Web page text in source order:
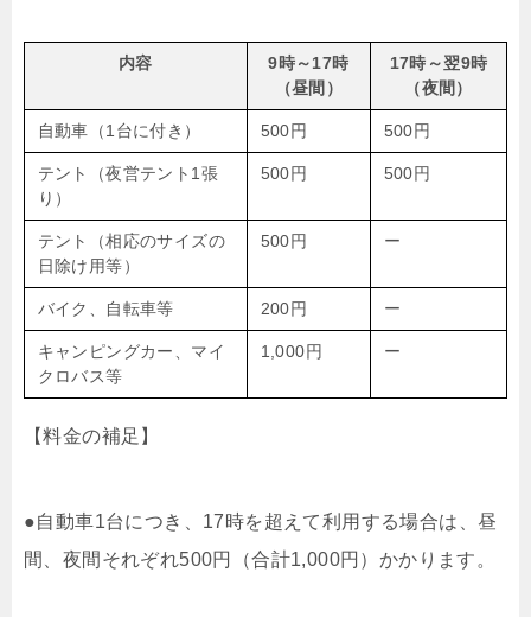
内容
9時～17時
（昼間）
17時～翌9時
（夜間）
自動車（1台に付き） 500円 500円
テント（夜営テント1張
り）
500円 500円
テント（相応のサイズの
日除け用等）
500円 ー
バイク、自転車等 200円 ー
キャンピングカー、マイ
クロバス等
1,000円 ー
【料金の補足】
●自動車1台につき、17時を超えて利用する場合は、昼
間、夜間それぞれ500円（合計1,000円）かかります。